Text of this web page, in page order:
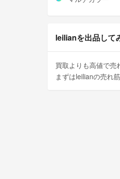
leilianを出品して
買取よりも高値で売
まずはleilianの売れ